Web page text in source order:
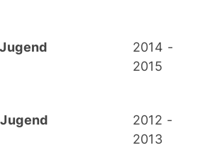
2014 -
2015
2012 -
2013